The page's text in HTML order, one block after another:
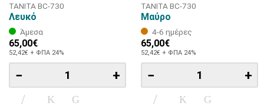
TANITA BC-730
Λευκό
Άμεσα
65,00€
52,42€ + ΦΠΑ 24%
− +
TANITA BC-730
Μαύρο
4-6 ημέρες
65,00€
52,42€ + ΦΠΑ 24%
− +